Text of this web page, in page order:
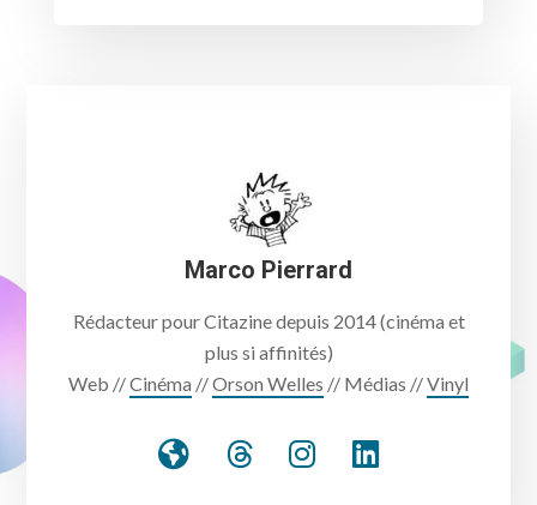
Marco Pierrard
Rédacteur pour Citazine depuis 2014 (cinéma et
plus si affinités)
Web //Cinéma //Orson Welles // Médias //Vinyl